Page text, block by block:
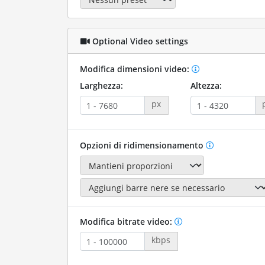
Optional Video settings
Modifica dimensioni video:
Larghezza:
px
Altezza:
Opzioni di ridimensionamento
Modifica bitrate video:
kbps